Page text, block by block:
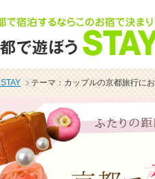
テーマ：カップルの京都旅行に